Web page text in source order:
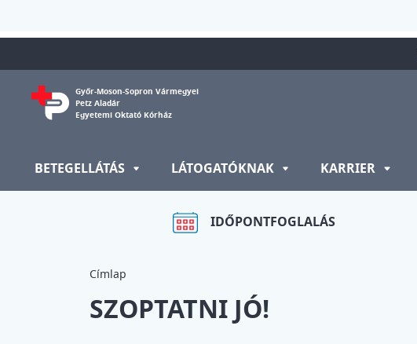
Győr-Moson-Sopron Vármegyei
Petz Aladár
Egyetemi Oktató Kórház
BETEGELLÁTÁS LÁTOGATÓKNAK KARRIER
IDŐPONTFOGLALÁS
Címlap
SZOPTATNI JÓ!